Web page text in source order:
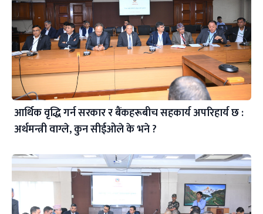
आर्थिक वृद्धि गर्न सरकार र बैंकहरूबीच सहकार्य अपरिहार्य छ :
अर्थमन्त्री वाग्ले, कुन सीईओले के भने ?